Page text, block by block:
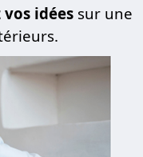
idéessur une